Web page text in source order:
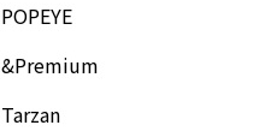
POPEYE
&Premium
Tarzan